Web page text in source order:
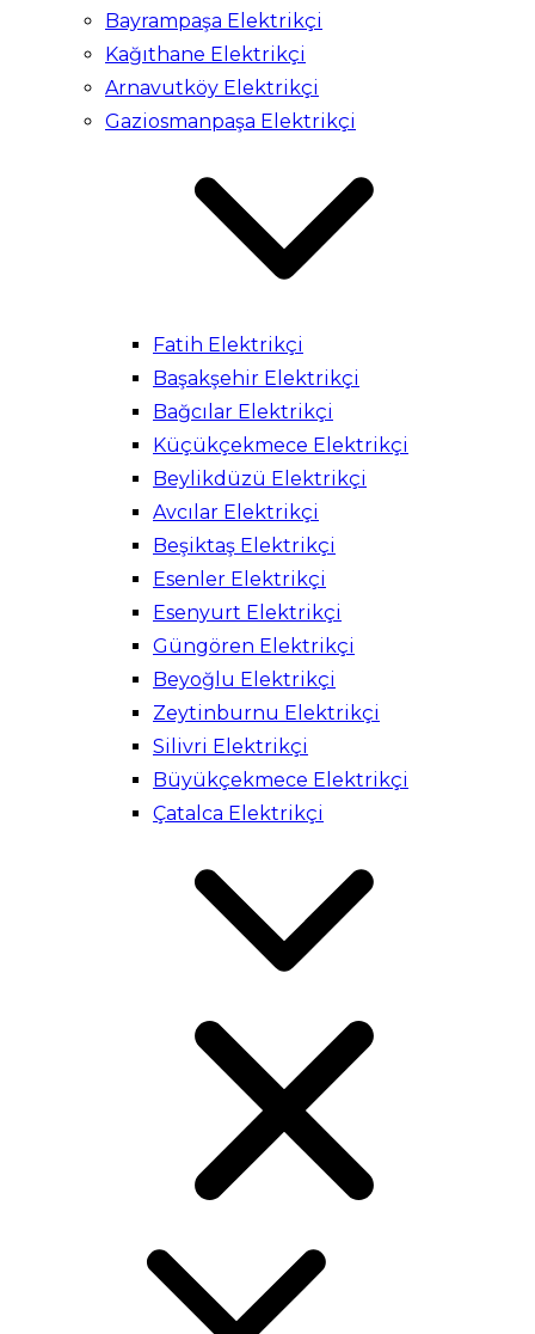
Bayrampaşa Elektrikçi
Kağıthane Elektrikçi
Arnavutköy Elektrikçi
Gaziosmanpaşa Elektrikçi
Fatih Elektrikçi
Başakşehir Elektrikçi
Bağcılar Elektrikçi
Küçükçekmece Elektrikçi
Beylikdüzü Elektrikçi
Avcılar Elektrikçi
Beşiktaş Elektrikçi
Esenler Elektrikçi
Esenyurt Elektrikçi
Güngören Elektrikçi
Beyoğlu Elektrikçi
Zeytinburnu Elektrikçi
Silivri Elektrikçi
Büyükçekmece Elektrikçi
Çatalca Elektrikçi